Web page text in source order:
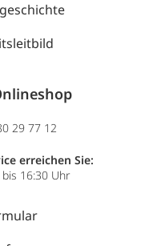
29 77 12
erreichen Sie:
bis 16:30 Uhr